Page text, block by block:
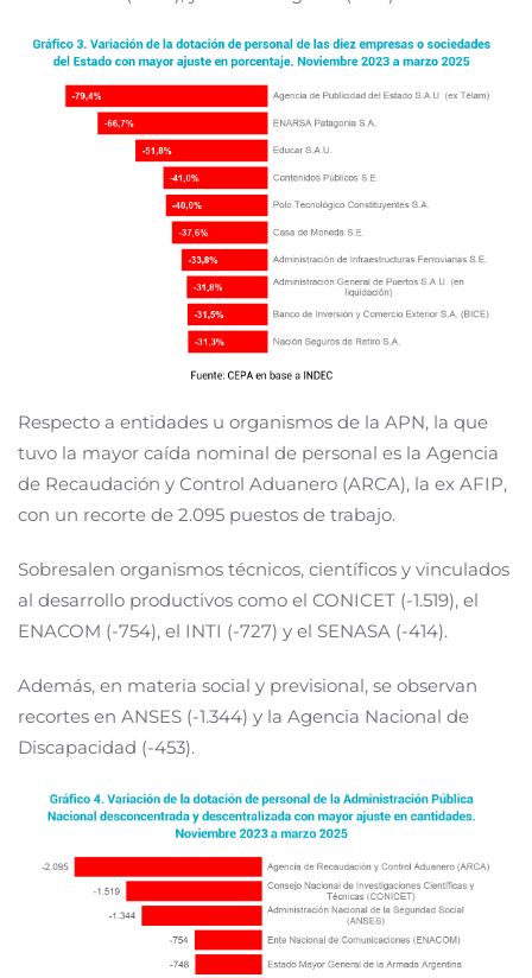
Respecto a entidades u organismos de la APN, la que
tuvo la mayor caída nominal de personal es la Agencia
de Recaudación y Control Aduanero (ARCA), la ex AFIP,
con un recorte de 2.095 puestos de trabajo.
Sobresalen organismos técnicos, científicos y vinculados
al desarrollo productivos como el CONICET (-1.519), el
ENACOM (-754), el INTI (-727) y el SENASA (-414).
Además, en materia social y previsional, se observan
recortes en ANSES (-1.344) y la Agencia Nacional de
Discapacidad (-453).